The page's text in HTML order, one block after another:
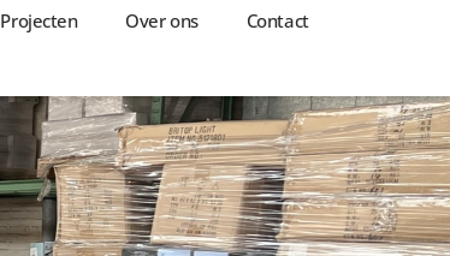
Projecten Over ons Contact